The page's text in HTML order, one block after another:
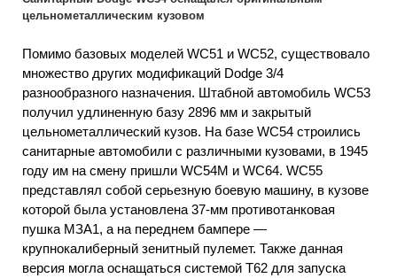
цельнометаллическим кузовом
Помимо базовых моделей WC51 и WC52, существовало
множество других модификаций Dodge 3/4
разнообразного назначения. Штабной автомобиль WC53
получил удлиненную базу 2896 мм и закрытый
цельнометаллический кузов. На базе WC54 строились
санитарные автомобили с различными кузовами, в 1945
году им на смену пришли WC54M и WC64. WC55
представлял собой серьезную боевую машину, в кузове
которой была установлена 37-мм противотанковая
пушка МЗА1, а на переднем бампере —
крупнокалиберный зенитный пулемет. Также данная
версия могла оснащаться системой Т62 для запуска